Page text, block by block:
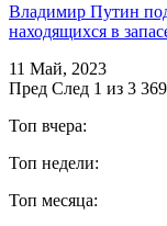
Владимир Путин
находящихся в
11 Май, 2023
Пред След 1 из 3 369
Топ вчера:
Топ недели:
Топ месяца: